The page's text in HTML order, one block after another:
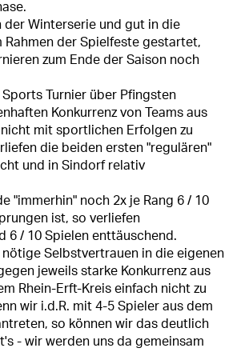
der Winterserie und gut in die
Rahmen der Spielfeste gestartet,
zum Ende der Saison noch
Turnier über Pfingsten
Konkurrenz von Teams aus
mit sportlichen Erfolgen zu
die beiden ersten "regulären"
und in Sindorf relativ
"immerhin" noch 2x je Rang 6 / 10
ist, so verliefen
6 / 10 Spielen enttäuschend.
nötige Selbstvertrauen in die eigenen
jeweils starke Konkurrenz aus
Rhein-Erft-Kreis einfach nicht zu
wir i.d.R. mit 4-5 Spieler aus dem
so können wir das deutlich
- wir werden uns da gemeinsam